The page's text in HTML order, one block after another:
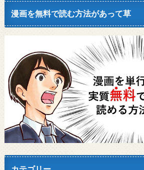
漫画を無料で読む方法があって草